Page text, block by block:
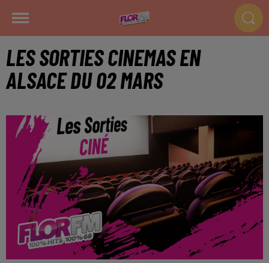
LES SORTIES CINEMAS EN
ALSACE DU 02 MARS